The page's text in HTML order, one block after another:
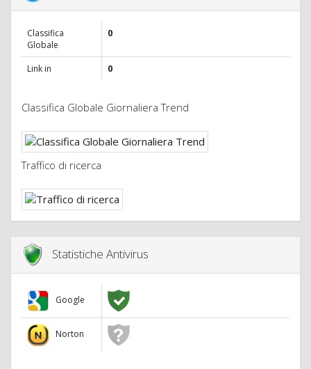
Classifica
Globale
0
Link in 0
Classifica Globale Giornaliera Trend
Traffico di ricerca
Statistiche Antivirus
Google
Norton